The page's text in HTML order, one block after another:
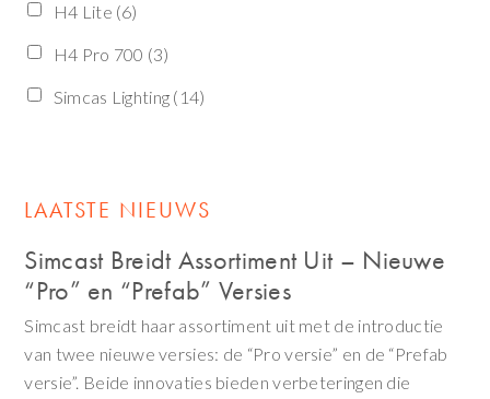
H4 Lite (6)
H4 Pro 700 (3)
Simcas Lighting (14)
LAATSTE NIEUWS
Simcast Breidt Assortiment Uit – Nieuwe
“Pro” en “Prefab” Versies
Simcast breidt haar assortiment uit met de introductie
van twee nieuwe versies: de “Pro versie” en de “Prefab
versie”. Beide innovaties bieden verbeteringen die